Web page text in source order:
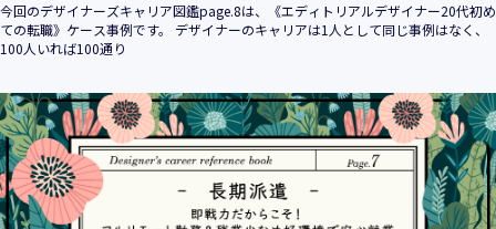
今回のデザイナーズキャリア図鑑page.8は、《エディトリアルデザイナー20代初め
ての転職》ケース事例です。 デザイナーのキャリアは1人として同じ事例はなく、
100人いれば100通り